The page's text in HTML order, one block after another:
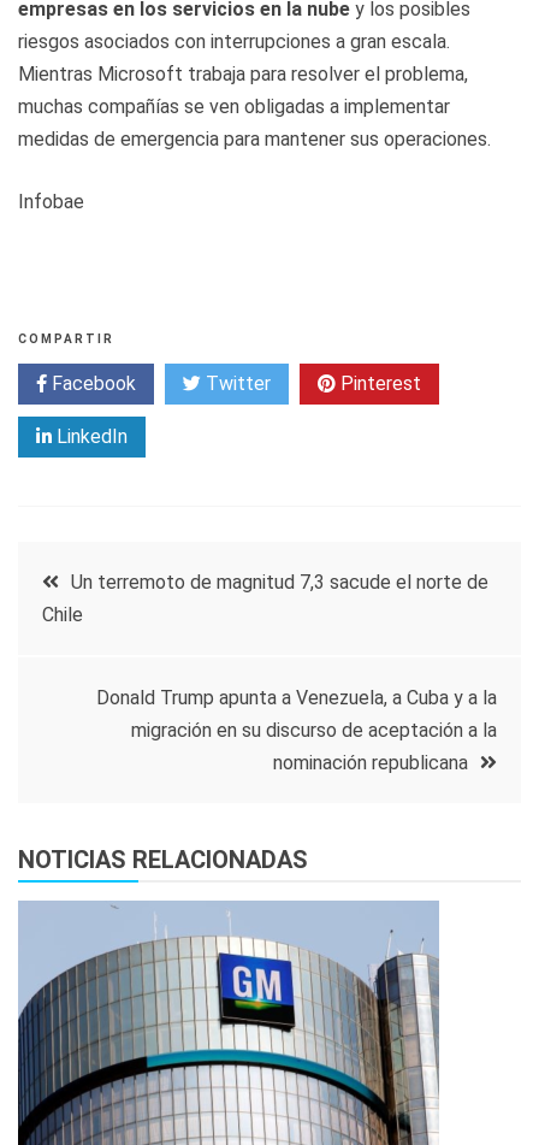
empresas en los servicios en la nube y los posibles
riesgos asociados con interrupciones a gran escala.
Mientras Microsoft trabaja para resolver el problema,
muchas compañías se ven obligadas a implementar
medidas de emergencia para mantener sus operaciones.
Infobae
COMPARTIR
Facebook Twitter Pinterest
LinkedIn
Navegación
entradas
Un terremoto de magnitud 7,3 sacude el norte de
Chile
Donald Trump apunta a Venezuela, a Cuba y a la
migración en su discurso de aceptación a la
nominación republicana
NOTICIAS RELACIONADAS